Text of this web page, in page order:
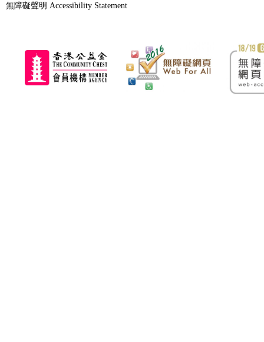
無障礙聲明 Accessibility Statement